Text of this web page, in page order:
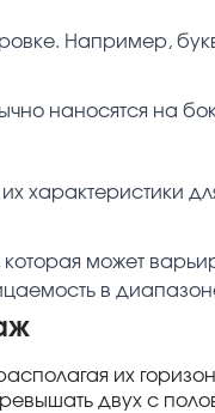
Например,
наносятся на
характеристики
может
в
их
двух с